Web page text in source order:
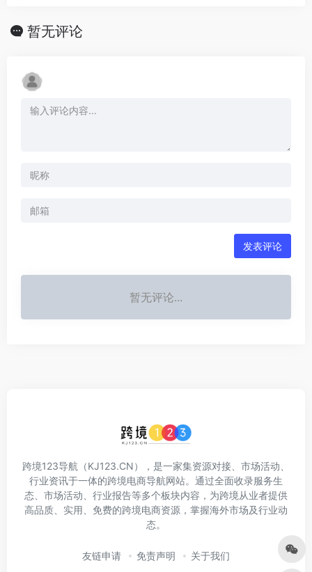
暂无评论
发表评论
暂无评论...
跨境123导航（KJ123.CN），是一家集资源对接、市场活动、
行业资讯于一体的跨境电商导航网站。通过全面收录服务生
态、市场活动、行业报告等多个板块内容，为跨境从业者提供
高品质、实用、免费的跨境电商资源，掌握海外市场及行业动
态。
友链申请 免责声明 关于我们